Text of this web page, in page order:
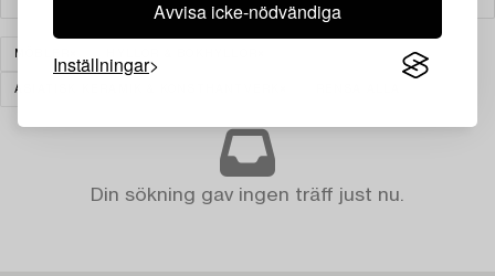
Avvisa icke-nödvändiga
Inställningar
MÖBLER
ASIATISK KERAMIK & KONSTHANTVERK
Din sökning gav ingen träff just nu.